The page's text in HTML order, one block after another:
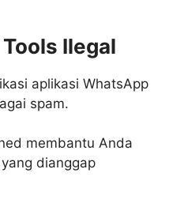
Ilegal
aplikasi WhatsApp
spam.
membantu Anda
dianggap